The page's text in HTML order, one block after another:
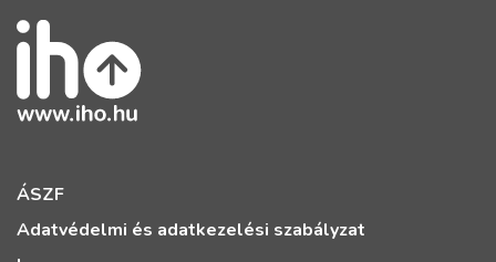
ÁSZF
Adatvédelmi és adatkezelési szabályzat